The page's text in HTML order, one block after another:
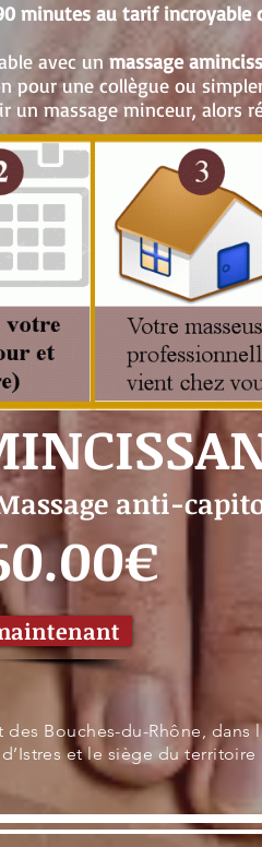
minutes au tarif incroyable
avec un massage
pour une collègue ou
massage minceur, alors
anti-
Bouches-du-Rhône, dans
et le siège du territoire